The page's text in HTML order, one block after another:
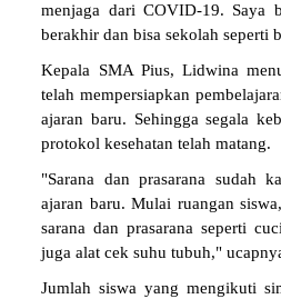
menjaga dari COVID-19. Saya
berakhir dan bisa sekolah seperti
Kepala SMA Pius, Lidwina
telah mempersiapkan
ajaran baru. Sehingga segala
protokol kesehatan telah matang.
"Sarana dan prasarana sudah
ajaran baru. Mulai ruangan
sarana dan prasarana seperti
juga alat cek suhu tubuh,"
Jumlah siswa yang mengikuti